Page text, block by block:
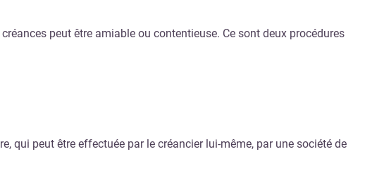
peut être amiable ou contentieuse. Ce sont deux procédures
qui peut être effectuée par le créancier lui-même, par une société de